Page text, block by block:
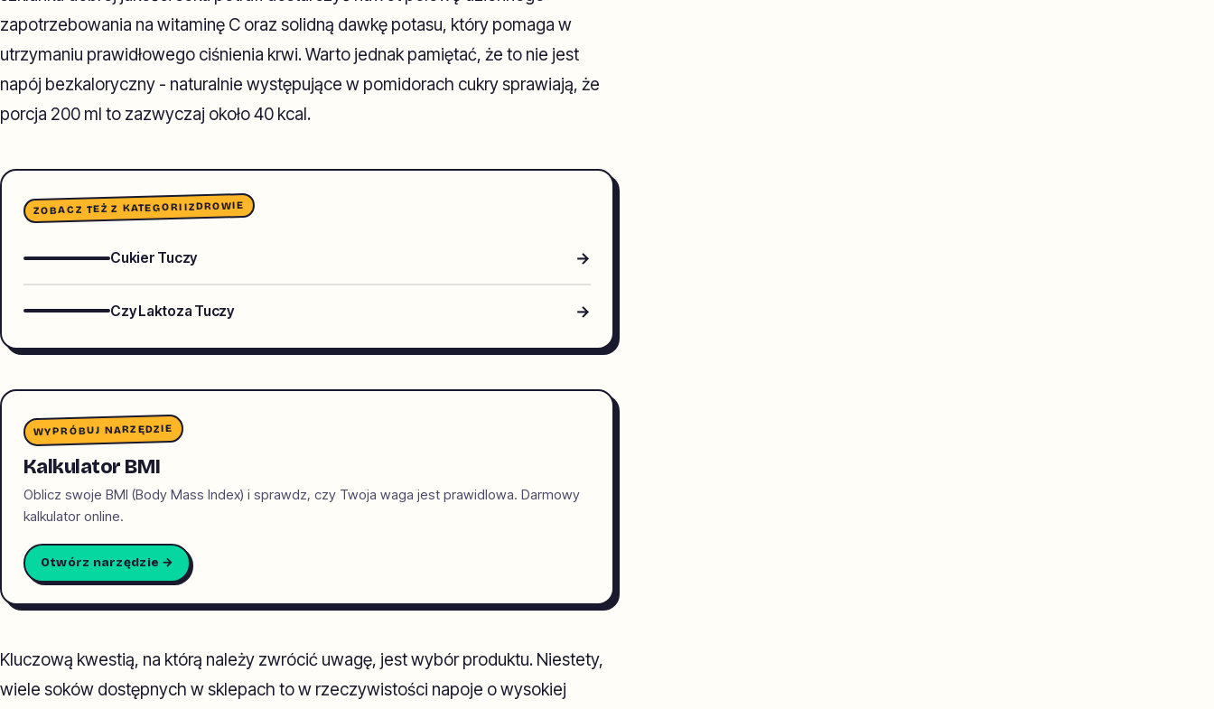
zapotrzebowania na witaminę C oraz solidną dawkę potasu, który pomaga w
utrzymaniu prawidłowego ciśnienia krwi. Warto jednak pamiętać, że to nie jest
napój bezkaloryczny - naturalnie występujące w pomidorach cukry sprawiają, że
porcja 200 ml to zazwyczaj około 40 kcal.
ZOBACZ TEŻ Z KATEGORIIZDROWIE
Cukier Tuczy →
Czy Laktoza Tuczy →
WYPRÓBUJ NARZĘDZIE
Kalkulator BMI
Oblicz swoje BMI (Body Mass Index) i sprawdz, czy Twoja waga jest prawidlowa. Darmowy
kalkulator online.
Otwórz narzędzie →
Kluczową kwestią, na którą należy zwrócić uwagę, jest wybór produktu. Niestety,
wiele soków dostępnych w sklepach to w rzeczywistości napoje o wysokiej